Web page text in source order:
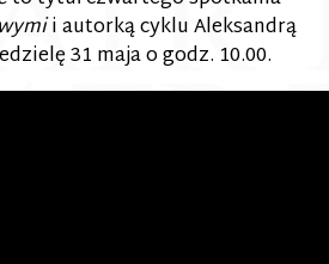
i autorką cyklu Aleksandrą
31 maja o godz. 10.00.